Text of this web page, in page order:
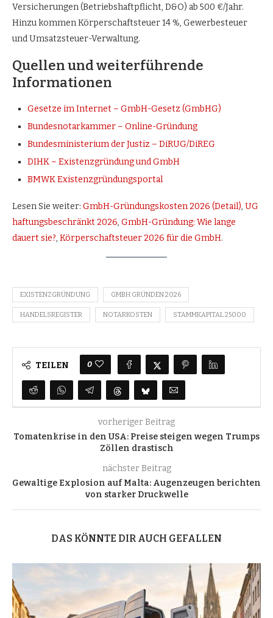
Versicherungen (Betriebshaftpflicht, D&O) ab 500 €/Jahr.
Hinzu kommen Körperschaftsteuer 14 %, Gewerbesteuer
und Umsatzsteuer-Verwaltung.
Quellen und weiterführende
Informationen
Gesetze im Internet – GmbH-Gesetz (GmbHG)
Bundesnotarkammer – Online-Gründung
Bundesministerium der Justiz – DiRUG/DiREG
DIHK – Existenzgründung und GmbH
BMWK Existenzgründungsportal
Lesen Sie weiter: GmbH-Gründungskosten 2026 (Detail), UG
haftungsbeschränkt 2026, GmbH-Gründung: Wie lange
dauert sie?, Körperschaftsteuer 2026 für die GmbH.
EXISTENZGRÜNDUNG GMBH GRÜNDEN 2026
HANDELSREGISTER NOTARKOSTEN STAMMKAPITAL 25000
TEILEN 0
vorheriger Beitrag
Tomatenkrise in den USA: Preise steigen wegen Trumps
Zöllen drastisch
nächster Beitrag
Gewaltige Explosion auf Malta: Augenzeugen berichten
von starker Druckwelle
DAS KÖNNTE DIR AUCH GEFALLEN